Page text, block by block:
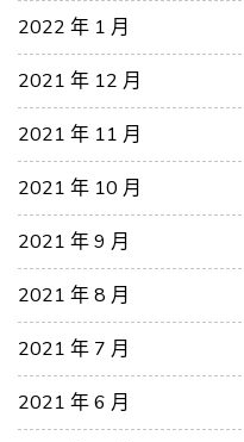
2022 年 1 月
2021 年 12 月
2021 年 11 月
2021 年 10 月
2021 年 9 月
2021 年 8 月
2021 年 7 月
2021 年 6 月